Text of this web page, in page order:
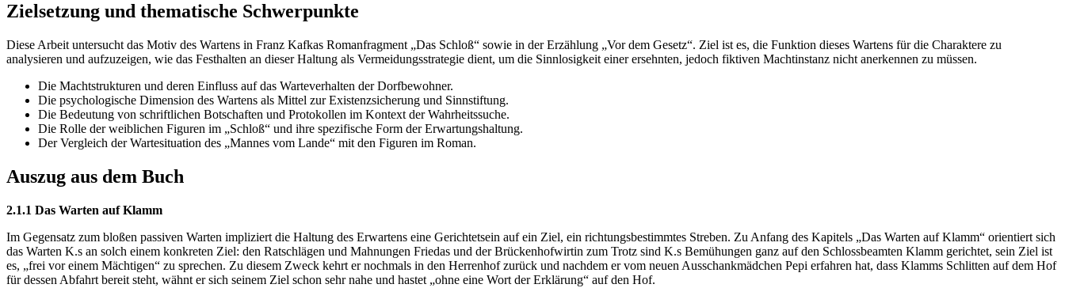
Zielsetzung und thematische Schwerpunkte
Diese Arbeit untersucht das Motiv des Wartens in Franz Kafkas Romanfragment „Das Schloß“ sowie in der Erzählung „Vor dem Gesetz“. Ziel ist es, die Funktion dieses Wartens für die Charaktere zu
analysieren und aufzuzeigen, wie das Festhalten an dieser Haltung als Vermeidungsstrategie dient, um die Sinnlosigkeit einer ersehnten, jedoch fiktiven Machtinstanz nicht anerkennen zu müssen.
Die Machtstrukturen und deren Einfluss auf das Warteverhalten der Dorfbewohner.
Die psychologische Dimension des Wartens als Mittel zur Existenzsicherung und Sinnstiftung.
Die Bedeutung von schriftlichen Botschaften und Protokollen im Kontext der Wahrheitssuche.
Die Rolle der weiblichen Figuren im „Schloß“ und ihre spezifische Form der Erwartungshaltung.
Der Vergleich der Wartesituation des „Mannes vom Lande“ mit den Figuren im Roman.
Auszug aus dem Buch
2.1.1 Das Warten auf Klamm
Im Gegensatz zum bloßen passiven Warten impliziert die Haltung des Erwartens eine Gerichtetsein auf ein Ziel, ein richtungsbestimmtes Streben. Zu Anfang des Kapitels „Das Warten auf Klamm“ orientiert sich
das Warten K.s an solch einem konkreten Ziel: den Ratschlägen und Mahnungen Friedas und der Brückenhofwirtin zum Trotz sind K.s Bemühungen ganz auf den Schlossbeamten Klamm gerichtet, sein Ziel ist
es, „frei vor einem Mächtigen“ zu sprechen. Zu diesem Zweck kehrt er nochmals in den Herrenhof zurück und nachdem er vom neuen Ausschankmädchen Pepi erfahren hat, dass Klamms Schlitten auf dem Hof
für dessen Abfahrt bereit steht, wähnt er sich seinem Ziel schon sehr nahe und hastet „ohne eine Wort der Erklärung“ auf den Hof.